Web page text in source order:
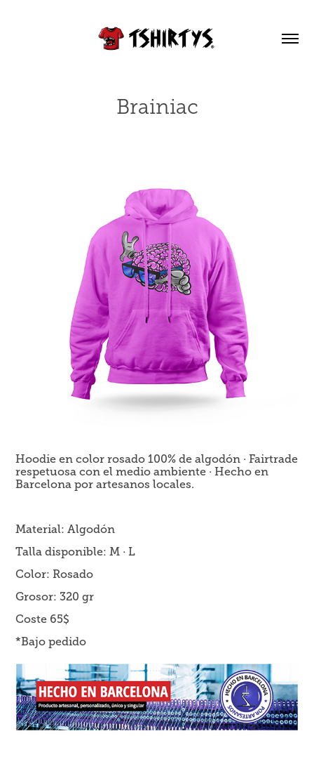
Brainiac
Hoodie en color rosado 100% de algodón · Fairtrade
respetuosa con el medio ambiente · Hecho en
Barcelona por artesanos locales.
Material: Algodón
Talla disponible: M · L
Color: Rosado
Grosor: 320 gr
Coste 65$
*Bajo pedido